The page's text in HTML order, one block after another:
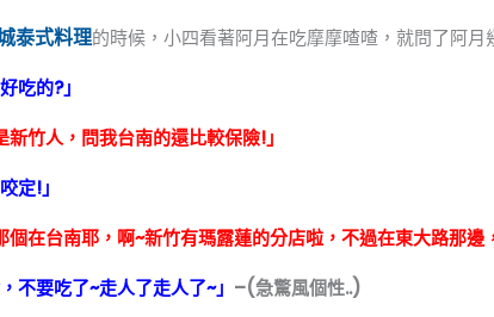
泰式料理的時候，小四看著阿月在吃摩摩喳喳，就問了阿月
吃的?」
竹人，問我台南的還比較保險!」
定!」
在台南耶，啊~新竹有瑪露蓮的分店啦，不過在東大路那邊
不要吃了~走人了走人了~」 –(急驚風個性..)